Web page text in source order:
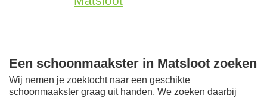
Een schoonmaakster in Matsloot zoeken
Wij nemen je zoektocht naar een geschikte
schoonmaakster graag uit handen. We zoeken daarbij